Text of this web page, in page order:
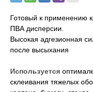
Готовый к применению
ПВА дисперсии.
Высокая адгезионная
после высыхания
Используется
склеивания тяжелых